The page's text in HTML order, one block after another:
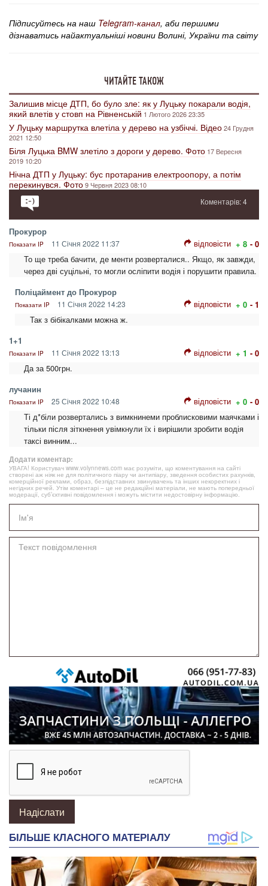
Підписуйтесь на наш Telegram-канал, аби першими
дізнаватись найактуальніші новини Волині, України та світу
ЧИТАЙТЕ ТАКОЖ
Залишив місце ДТП, бо було зле: як у Луцьку покарали водія,
який влетів у стовп на Рівненській 1 Лютого 2026 23:35
У Луцьку маршрутка влетіла у дерево на узбіччі. Відео24 Грудня
2021 12:50
Біля Луцька BMW злетіло з дороги у дерево. Фото 17 Вересня
2019 10:20
Нічна ДТП у Луцьку: бус протаранив електроопору, а потім
перекинувся. Фото9 Червня 2023 08:10
Коментарів: 4
Прокурор
Показати IP 11 Січня 2022 11:37 відповісти + 8 - 0
То ще треба бачити, де менти розверталися.. Якщо, як завжди,
через дві суцільні, то могли осліпити водія і порушити правила.
Поліцаймент до Прокурор
Показати IP 11 Січня 2022 14:23 відповісти + 0 - 1
Так з бібікалками можна ж.
1+1
Показати IP 11 Січня 2022 13:13 відповісти + 1 - 0
Да за 500грн.
лучанин
Показати IP 25 Січня 2022 10:48 відповісти + 0 - 0
Ті д*біли розвертались з вимкнинеми проблисковими маячками і
тільки після зіткнення увімкнули їх і вирішили зробити водія
таксі винним...
Додати коментар:
УВАГА! Користувач www.volynnews.com має розуміти, що коментування на сайті
створені аж ніяк не для політичного піару чи антипіару, зведення особистих рахунків,
комерційної реклами, образ, безпідставних звинувачень та інших некоректних і
негідних речей. Утім коментарі – це не редакційні матеріали, не мають попередньої
модерації, суб’єктивні повідомлення і можуть містити недостовірну інформацію.